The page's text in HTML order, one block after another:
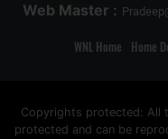
Web Master :
WNL Home Home
Copyrights protected: All
protected and can be